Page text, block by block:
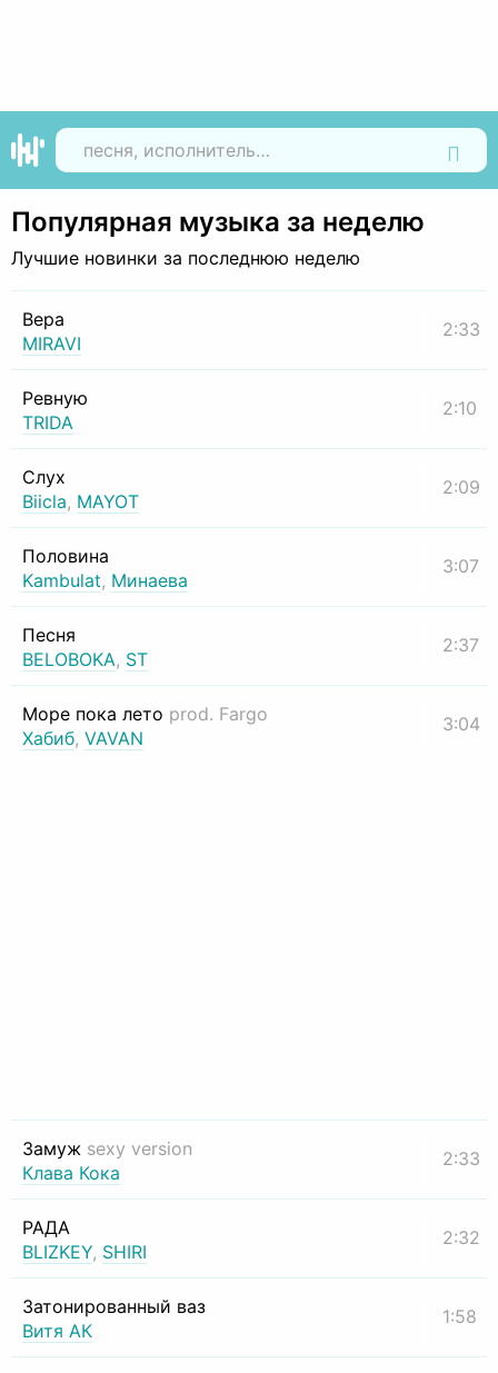
Популярная музыка за неделю
Лучшие новинки за последнюю неделю
Вера
MIRAVI
2:33
Ревную
TRIDA
2:10
Слух
Biicla, MAYOT
2:09
Половина
Kambulat, Минаева
3:07
Песня
BELOBOKA, ST
2:37
Море пока лето prod. Fargo
Хабиб, VAVAN
3:04
Замуж sexy version
Клава Кока
2:33
РАДА
BLIZKEY, SHIRI
2:32
Затонированный ваз
Витя АК
1:58